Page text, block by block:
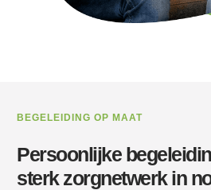
BEGELEIDING OP MAAT
Persoonlijke
sterk zorgnetwerk in